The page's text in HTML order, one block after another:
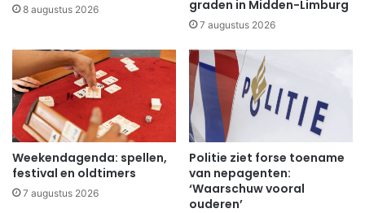
8 augustus 2026
graden in Midden-Limburg
7 augustus 2026
Weekendagenda: spellen,
festival en oldtimers
7 augustus 2026
Politie ziet forse toename
van nepagenten:
‘Waarschuw vooral
ouderen’